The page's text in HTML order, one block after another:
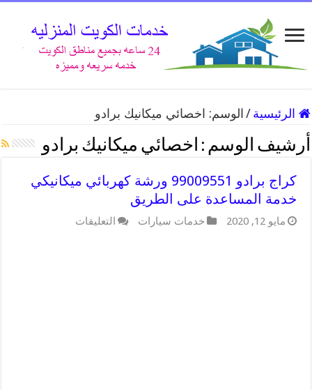
الرئيسية / الوسم: اخصائي ميكانيك برادو
أرشيف الوسم : اخصائي ميكانيك برادو
كراج برادو 99009551 ورشة كهربائي ميكانيكي
خدمة المساعدة على الطريق
مايو 12, 2020 خدمات سيارات التعليقات